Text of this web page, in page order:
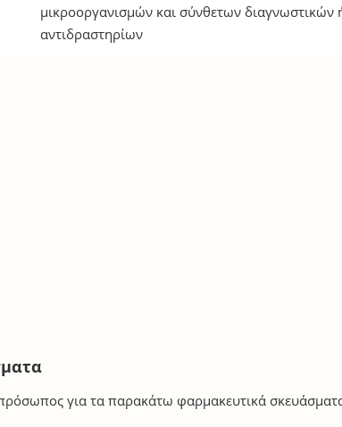
μικροοργανισμών και σύνθετων διαγνωστικών
αντιδραστηρίων
για τα παρακάτω φαρμακευτικά